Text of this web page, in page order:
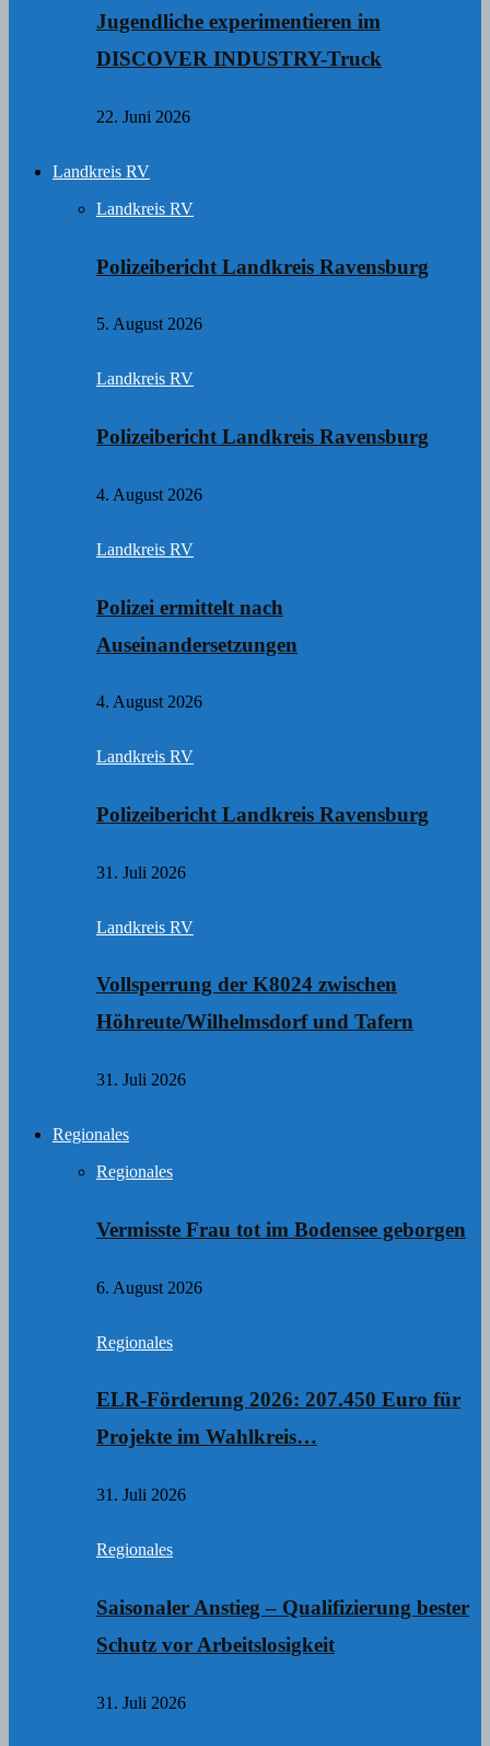
Jugendliche experimentieren im
DISCOVER INDUSTRY-Truck
22. Juni 2026
Landkreis RV
Landkreis RV
Polizeibericht Landkreis Ravensburg
5. August 2026
Landkreis RV
Polizeibericht Landkreis Ravensburg
4. August 2026
Landkreis RV
Polizei ermittelt nach
Auseinandersetzungen
4. August 2026
Landkreis RV
Polizeibericht Landkreis Ravensburg
31. Juli 2026
Landkreis RV
Vollsperrung der K8024 zwischen
Höhreute/Wilhelmsdorf und Tafern
31. Juli 2026
Regionales
Regionales
Vermisste Frau tot im Bodensee geborgen
6. August 2026
Regionales
ELR-Förderung 2026: 207.450 Euro für
Projekte im Wahlkreis…
31. Juli 2026
Regionales
Saisonaler Anstieg – Qualifizierung bester
Schutz vor Arbeitslosigkeit
31. Juli 2026